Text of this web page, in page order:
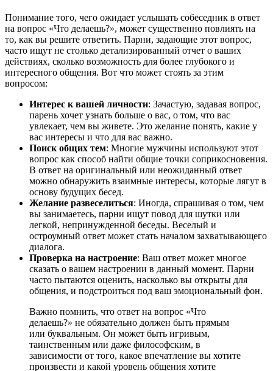
Понимание того, чего ожидает услышать собеседник в ответ
на вопрос «Что делаешь?», может существенно повлиять на
то, как вы решите ответить. Парни, задающие этот вопрос,
часто ищут не столько детализированный отчет о ваших
действиях, сколько возможность для более глубокого и
интересного общения. Вот что может стоять за этим
вопросом:
Интерес к вашей личности: Зачастую, задавая вопрос,
парень хочет узнать больше о вас, о том, что вас
увлекает, чем вы живете. Это желание понять, какие у
вас интересы и что для вас важно.
Поиск общих тем: Многие мужчины используют этот
вопрос как способ найти общие точки соприкосновения.
В ответ на оригинальный или неожиданный ответ
можно обнаружить взаимные интересы, которые лягут в
основу будущих бесед.
Желание развеселиться: Иногда, спрашивая о том, чем
вы занимаетесь, парни ищут повод для шутки или
легкой, непринужденной беседы. Веселый и
остроумный ответ может стать началом захватывающего
диалога.
Проверка на настроение: Ваш ответ может многое
сказать о вашем настроении в данный момент. Парни
часто пытаются оценить, насколько вы открыты для
общения, и подстроиться под ваш эмоциональный фон.
Важно помнить, что ответ на вопрос «Что
делаешь?» не обязательно должен быть прямым
или буквальным. Он может быть игривым,
таинственным или даже философским, в
зависимости от того, какое впечатление вы хотите
произвести и какой уровень общения хотите